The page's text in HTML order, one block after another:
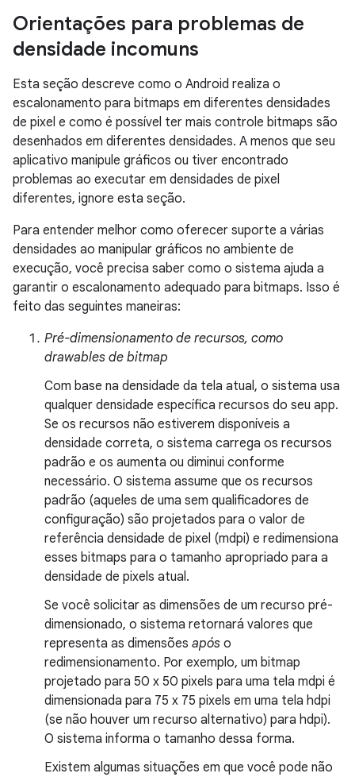
Orientações para problemas de
densidade incomuns
Esta seção descreve como o Android realiza o
escalonamento para bitmaps em diferentes densidades
de pixel e como é possível ter mais controle bitmaps são
desenhados em diferentes densidades. A menos que seu
aplicativo manipule gráficos ou tiver encontrado
problemas ao executar em densidades de pixel
diferentes, ignore esta seção.
Para entender melhor como oferecer suporte a várias
densidades ao manipular gráficos no ambiente de
execução, você precisa saber como o sistema ajuda a
garantir o escalonamento adequado para bitmaps. Isso é
feito das seguintes maneiras:
Pré-dimensionamento de recursos, como
drawables de bitmap
Com base na densidade da tela atual, o sistema usa
qualquer densidade específica recursos do seu app.
Se os recursos não estiverem disponíveis a
densidade correta, o sistema carrega os recursos
padrão e os aumenta ou diminui conforme
necessário. O sistema assume que os recursos
padrão (aqueles de uma sem qualificadores de
configuração) são projetados para o valor de
referência densidade de pixel (mdpi) e redimensiona
esses bitmaps para o tamanho apropriado para a
densidade de pixels atual.
Se você solicitar as dimensões de um recurso pré-
dimensionado, o sistema retornará valores que
representa as dimensões após o
redimensionamento. Por exemplo, um bitmap
projetado para 50 x 50 pixels para uma tela mdpi é
dimensionada para 75 x 75 pixels em uma tela hdpi
(se não houver um recurso alternativo) para hdpi).
O sistema informa o tamanho dessa forma.
Existem algumas situações em que você pode não